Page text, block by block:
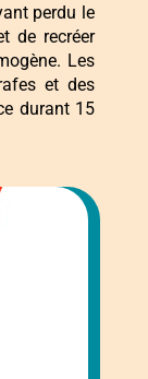
perdu le
de recréer
Les
et des
durant 15